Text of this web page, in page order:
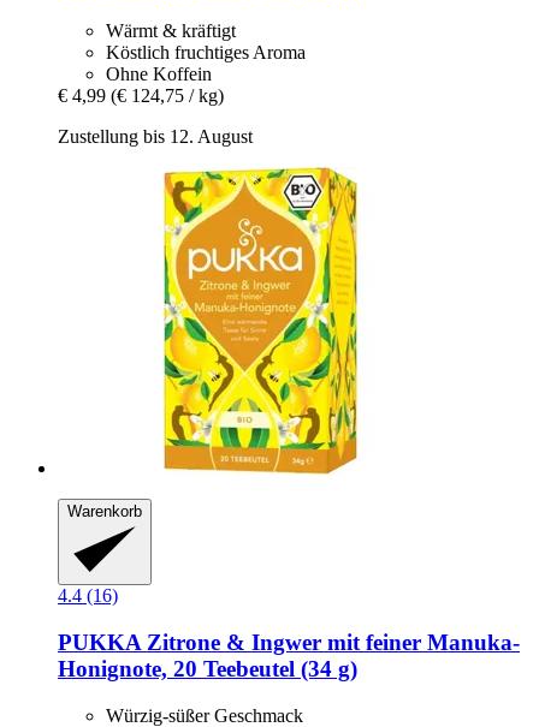
Wärmt & kräftigt
Köstlich fruchtiges Aroma
Ohne Koffein
€ 4,99 (€ 124,75 / kg)
Zustellung bis 12. August
Warenkorb
4.4 (16)
PUKKA Zitrone & Ingwer mit feiner Manuka-​
Honignote, 20 Teebeutel (34 g)
Würzig-süßer Geschmack